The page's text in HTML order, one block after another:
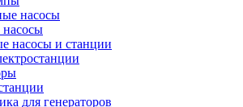
насосы
насосы и станции
для генераторов